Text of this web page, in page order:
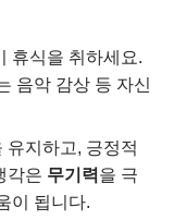
휴식을 취하세요.
음악 감상 등 자신
유지하고, 긍정적
각은 무기력 을 극
이 됩니다.